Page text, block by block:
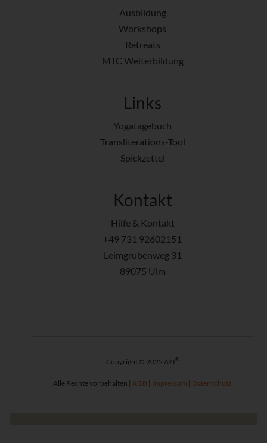
Ausbildung
Workshops
Retreats
MTC Weiterbildung
Links
Yogatagebuch
Transliterations-Tool
Spickzettel
Kontakt
Hilfe & Kontakt
+49 731 92602151
Leimgrubenweg 31
89075 Ulm
Copyright © 2022 AYI ®
Alle Rechte vorbehalten | AGB | Impressum | Datenschutz